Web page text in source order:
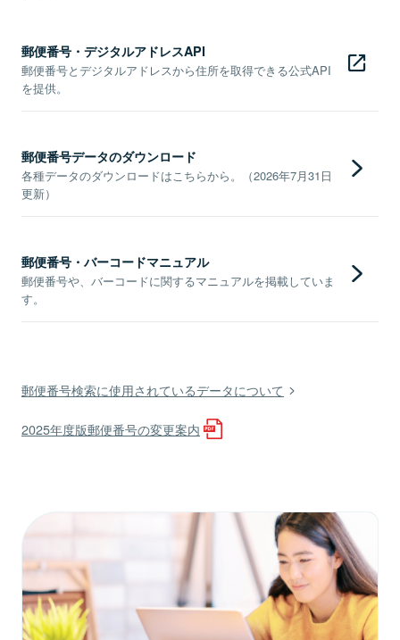
郵便番号・デジタルアドレスAPI
郵便番号とデジタルアドレスから住所を取得できる公式API
を提供。
郵便番号データのダウンロード
各種データのダウンロードはこちらから。（2026年7月31日
更新）
郵便番号・バーコードマニュアル
郵便番号や、バーコードに関するマニュアルを掲載していま
す。
郵便番号検索に使用されているデータについて
2025年度版郵便番号の変更案内